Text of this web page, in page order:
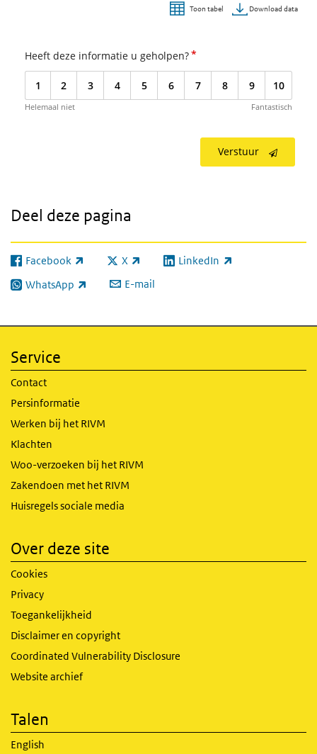
Toon tabel Download data
Heeft deze informatie u geholpen?*
1 2 3 4 5 6 7 8 9 10
Helemaal niet Fantastisch
Verstuur
Deel deze pagina
Facebook
(externe link) X
(externe link) LinkedIn
(externe link)
WhatsApp
(externe link) E-mail
Service
Contact
Persinformatie
Werken bij het RIVM
Klachten
Woo-verzoeken bij het RIVM
Zakendoen met het RIVM
Huisregels sociale media
Over deze site
Cookies
Privacy
Toegankelijkheid
Disclaimer en copyright
Coordinated Vulnerability Disclosure
Website archief
Talen
English